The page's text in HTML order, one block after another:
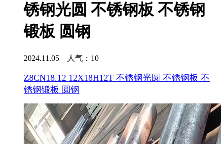
锈钢光圆 不锈钢板 不锈钢
锻板 圆钢
2024.11.05 人气： 10
Z8CN18.12 12X18H12T 不锈钢光圆 不锈钢板 不
锈钢锻板 圆钢